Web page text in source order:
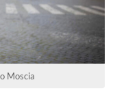
Moscia